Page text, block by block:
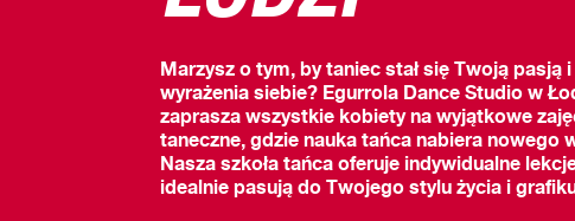
Marzysz o tym, by taniec stał się Twoją pasją
wyrażenia siebie? Egurrola Dance Studio w
zaprasza wszystkie kobiety na wyjątkowe
taneczne, gdzie nauka tańca nabiera nowego
Nasza szkoła tańca oferuje indywidualne
idealnie pasują do Twojego stylu życia i